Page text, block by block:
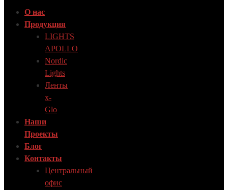
О нас
Продукция
LIGHTS
APOLLO
Nordic
Lights
Ленты
x-
Glo
Наши
Проекты
Блог
Контакты
Центральный
офис